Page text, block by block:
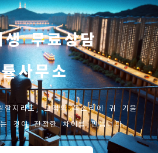
생 무료상담
사무소
할지라도, 고객의 목소리에 귀 기울
것이 진정한 차이를 만듭니다.